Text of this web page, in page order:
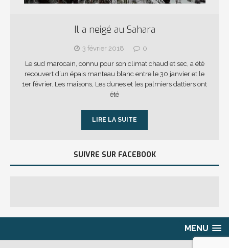
Il a neigé au Sahara
3 février 2018
0
Le sud marocain, connu pour son climat chaud et sec, a été
recouvert d’un épais manteau blanc entre le 30 janvier et le
1er février. Les maisons, Les dunes et les palmiers dattiers ont
été
LIRE LA SUITE
SUIVRE SUR FACEBOOK
MENU